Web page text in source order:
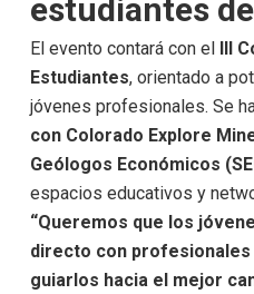
estudiantes
El evento contará con el III
Estudiantes, orientado a
jóvenes profesionales. Se
con Colorado Explore
Geólogos Económicos
espacios educativos y
“Queremos que los
directo con
guiarlos hacia el mejor